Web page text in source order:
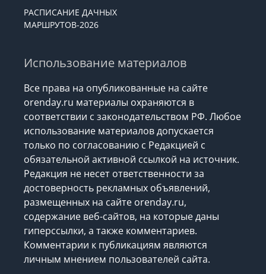
РАСПИСАНИЕ ДАЧНЫХ
МАРШРУТОВ-2026
Использование материалов
Все права на опубликованные на сайте
orenday.ru материалы охраняются в
соответствии с законодательством РФ. Любое
использование материалов допускается
только по согласованию с Редакцией с
обязательной активной ссылкой на источник.
Редакция не несет ответственности за
достоверность рекламных объявлений,
размещенных на сайте orenday.ru,
содержание веб-сайтов, на которые даны
гиперссылки, а также комментариев.
Комментарии к публикациям являются
личным мнением пользователей сайта.